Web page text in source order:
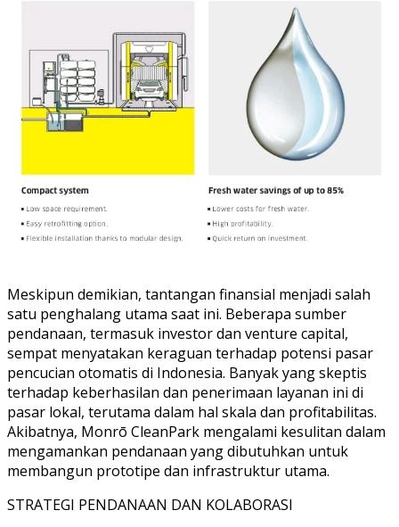
Meskipun demikian, tantangan finansial menjadi salah
satu penghalang utama saat ini. Beberapa sumber
pendanaan, termasuk investor dan venture capital,
sempat menyatakan keraguan terhadap potensi pasar
pencucian otomatis di Indonesia. Banyak yang skeptis
terhadap keberhasilan dan penerimaan layanan ini di
pasar lokal, terutama dalam hal skala dan profitabilitas.
Akibatnya, Monrō CleanPark mengalami kesulitan dalam
mengamankan pendanaan yang dibutuhkan untuk
membangun prototipe dan infrastruktur utama.
STRATEGI PENDANAAN DAN KOLABORASI